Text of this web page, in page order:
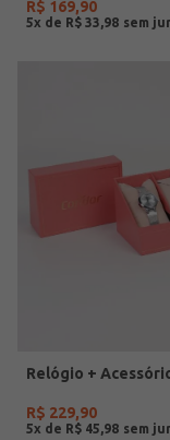
R$ 169,90
5x de R$ 33 98
R$ 229,90
5x de R$ 45 98